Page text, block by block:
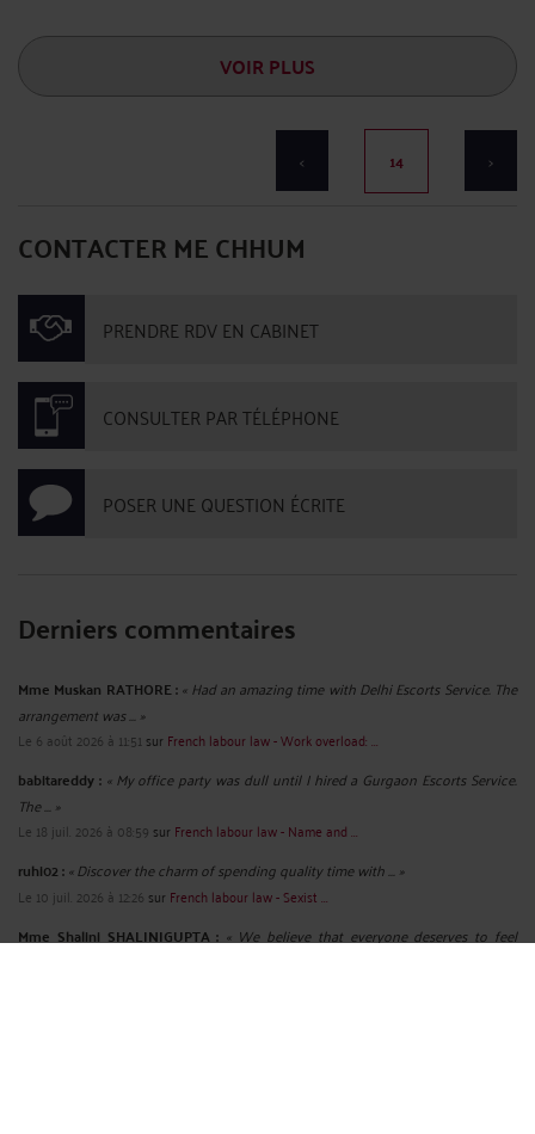
VOIR PLUS
< 14 >
CONTACTER ME CHHUM
PRENDRE RDV EN CABINET
CONSULTER PAR TÉLÉPHONE
POSER UNE QUESTION ÉCRITE
Derniers commentaires
Mme Muskan RATHORE :« Had an amazing time with Delhi Escorts Service. The
arrangement was ... »
Le 6 août 2026 à 11:51 sur French labour law - Work overload: ...
babitareddy : « My office party was dull until I hired a Gurgaon Escorts Service.
The ... »
Le 18 juil. 2026 à 08:59 sur French labour law - Name and ...
ruhi02 :« Discover the charm of spending quality time with ... »
Le 10 juil. 2026 à 12:26 sur French labour law - Sexist ...
Mme Shalini SHALINIGUPTA : « We believe that everyone deserves to feel